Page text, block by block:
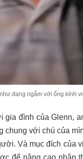
đang ngắm với ống kính
đình của Glenn,
chung với chú của
Và mục đích của
để nâng cao nhận